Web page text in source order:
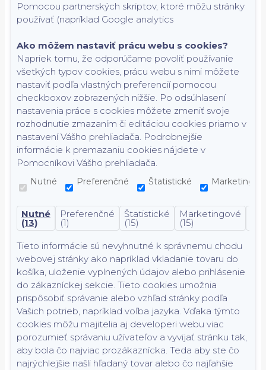
Pomocou partnerských skriptov, ktoré môžu stránky
používať (napríklad Google analytics
Ako môžem nastaviť prácu webu s cookies?
Napriek tomu, že odporúčame povoliť používanie
všetkých typov cookies, prácu webu s nimi môžete
nastaviť podľa vlastných preferencií pomocou
checkboxov zobrazených nižšie. Po odsúhlasení
nastavenia práce s cookies môžete zmeniť svoje
rozhodnutie zmazaním či editáciou cookies priamo v
nastavení Vášho prehliadača. Podrobnejšie
informácie k premazaniu cookies nájdete v
Pomocníkovi Vášho prehliadača.
Nutné Preferenčné Štatistické
Nutné
(13)
Preferenčné
(1)
Štatistické
(15)
Marketingové
(15)
Tieto informácie sú nevyhnutné k správnemu chodu
webovej stránky ako napríklad vkladanie tovaru do
košíka, uloženie vyplnených údajov alebo prihlásenie
do zákazníckej sekcie. Tieto cookies umožnia
prispôsobiť správanie alebo vzhľad stránky podľa
Vašich potrieb, napríklad voľba jazyka. Vďaka týmto
cookies môžu majitelia aj developeri webu viac
porozumieť správaniu užívateľov a vyvijať stránku tak,
aby bola čo najviac prozákaznícka. Teda aby ste čo
najrýchlejšie našli hľadaný tovar alebo čo najľahšie